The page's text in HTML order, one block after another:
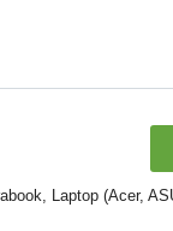
Laptop (Acer,